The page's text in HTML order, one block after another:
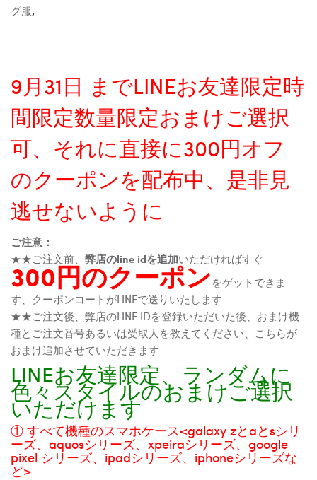
グ服,
9月31日 までLINEお友達限定時
間限定数量限定おまけご選択
可、それに直接に300円オフ
のクーポンを配布中、是非見
逃せないように
ご注意：
★★ご注文前、 弊店のline idを追加いただければすぐ
300円のクーポンをゲットできま
す、クーポンコートがLINEで送りいたします
★★ご注文後、弊店のLINE IDを登録いただいた後、おまけ機
種とご注文番号あるいは受取人を教えてください、こちらが
おまけ追加させていただきます
LINEお友達限定、ランダムに
色々スタイルのおまけご選択
いただけます
① すべて機種のスマホケース<galaxy zとaとsシリ
ーズ、aquosシリーズ、xpeiraシリーズ、google
pixel シリーズ、ipadシリーズ、iphoneシリーズな
ど>